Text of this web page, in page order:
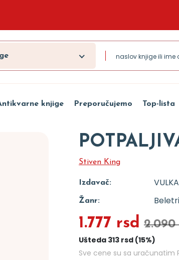
knjige Preporučujemo Top-lista
Stiven King
Izdavač:
Žanr:
1.777 rsd 2.090
Ušteda 313 rsd (15%)
Sve cene su sa uračunatim